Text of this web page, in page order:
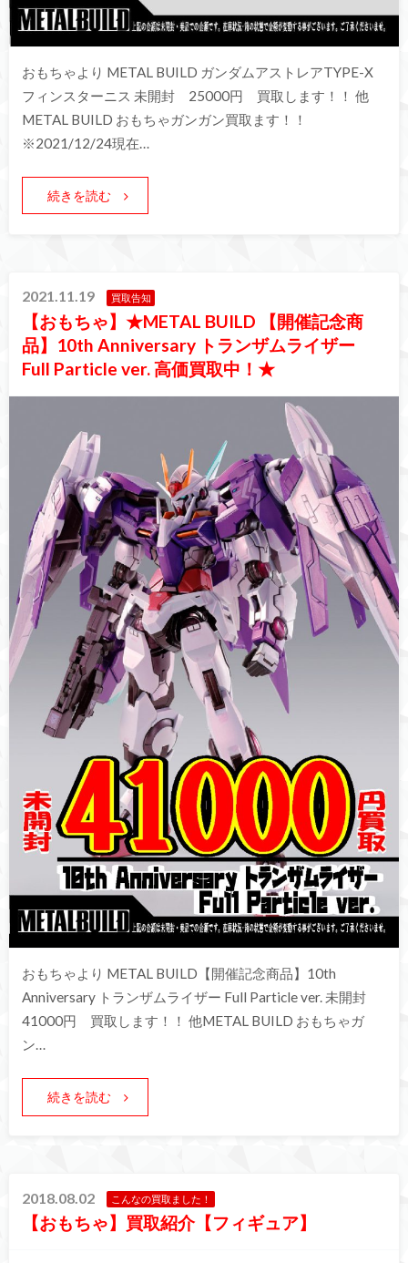
おもちゃより METAL BUILD ガンダムアストレアTYPE-X
フィンスターニス 未開封 25000円 買取します！！ 他
METAL BUILD おもちゃガンガン買取ます！！
※2021/12/24現在…
続きを読む
2021.11.19 買取告知
【おもちゃ】★METAL BUILD 【開催記念商
品】10th Anniversary トランザムライザー
Full Particle ver. 高価買取中！★
おもちゃより METAL BUILD【開催記念商品】10th
Anniversary トランザムライザー Full Particle ver. 未開封
41000円 買取します！！ 他METAL BUILD おもちゃガ
ン…
続きを読む
2018.08.02 こんなの買取ました！
【おもちゃ】買取紹介【フィギュア】